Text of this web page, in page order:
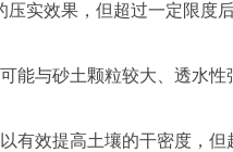
实效果，但超过一定限度
与砂土颗粒较大、透水性
有效提高土壤的干密度，但